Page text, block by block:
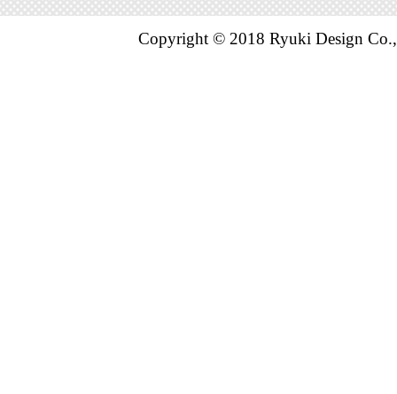
Copyright © 2018 Ryuki Design